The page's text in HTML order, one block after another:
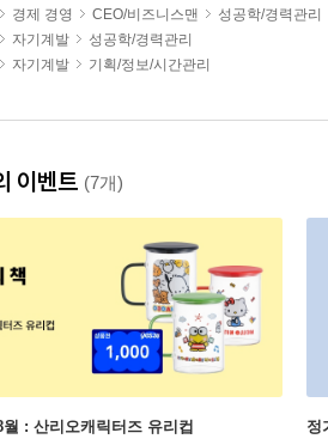
경제 경영 CEO/비즈니스맨
성공학/경력관리
자기계발
성공학/경력관리
자기계발 기획/정보/시간관리
이벤트 (7개)
: 산리오캐릭터즈 유리컵 정